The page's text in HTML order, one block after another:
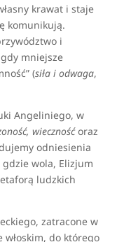
krawat i staje
komunikują.
i
mniejsze
(siła i odwaga,
Angeliniego, w
wiecznośćoraz
odniesienia
wola, Elizjum
ludzkich
zatracone w
do którego